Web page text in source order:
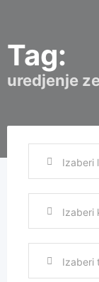
Tag:
uredjenje
Izaberi